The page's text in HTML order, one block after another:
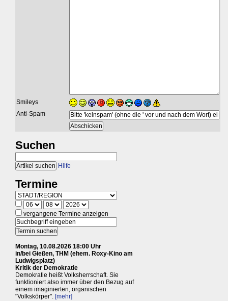
Smileys
Anti-Spam
Suchen
Hilfe
Termine
vergangene Termine anzeigen
Montag, 10.08.2026 18:00 Uhr
in/bei Gießen, THM (ehem. Roxy-Kino am
Ludwigsplatz)
Kritik der Demokratie
Demokratie heißt Volksherrschaft. Sie
funktioniert also immer über den Bezug auf
einem imaginierten, organischen
"Volkskörper". [mehr]